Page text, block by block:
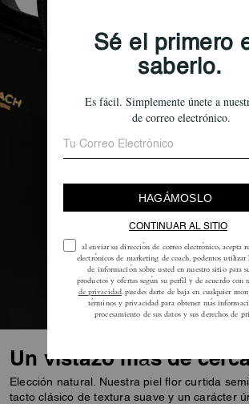
Un vistazo más de
Elección natural. Nuestra piel flor curtida
tacto clásico de textura suave y un carácter